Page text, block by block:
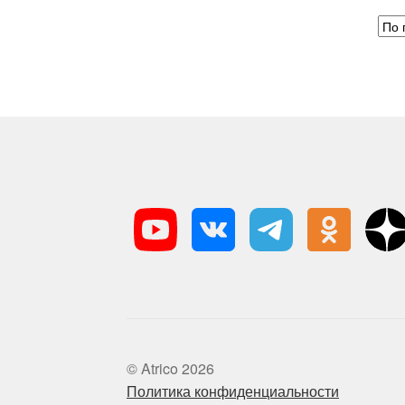
© Atrico 2026
Политика конфиденциальности